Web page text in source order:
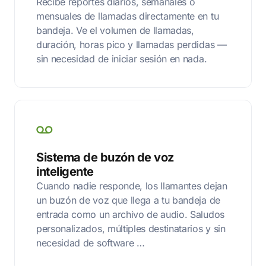
mensuales de llamadas directamente en tu
bandeja. Ve el volumen de llamadas,
duración, horas pico y llamadas perdidas —
sin necesidad de iniciar sesión en nada.
Sistema de buzón de voz
inteligente
Cuando nadie responde, los llamantes dejan
un buzón de voz que llega a tu bandeja de
entrada como un archivo de audio. Saludos
personalizados, múltiples destinatarios y sin
necesidad de software …